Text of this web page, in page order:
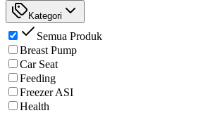
Kategori
Semua Produk
Breast Pump
Car Seat
Feeding
Freezer ASI
Health